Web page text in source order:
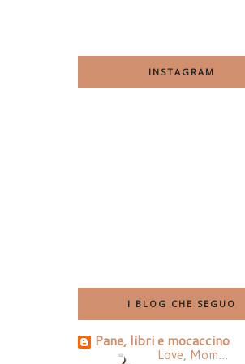
INSTAGRAM
I BLOG CHE SEGUO
Pane, libri e mocaccino
Love, Mom...